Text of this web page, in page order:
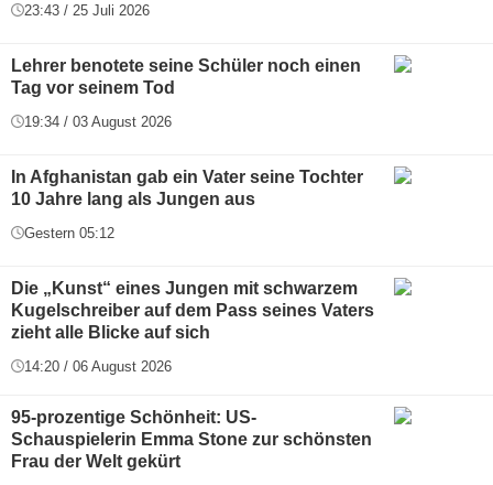
23:43 / 25 Juli 2026
Lehrer benotete seine Schüler noch einen
Tag vor seinem Tod
19:34 / 03 August 2026
In Afghanistan gab ein Vater seine Tochter
10 Jahre lang als Jungen aus
Gestern 05:12
Die „Kunst“ eines Jungen mit schwarzem
Kugelschreiber auf dem Pass seines Vaters
zieht alle Blicke auf sich
14:20 / 06 August 2026
95-prozentige Schönheit: US-
Schauspielerin Emma Stone zur schönsten
Frau der Welt gekürt